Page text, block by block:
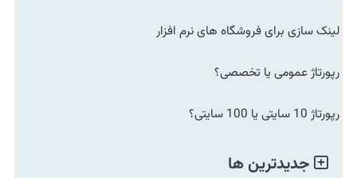
لینک سازی برای فروشگاه های نرم افزار
رپورتاژ عمومی یا تخصصی؟
رپورتاژ 10 سایتی یا 100 سایتی؟
جدیدترین ها